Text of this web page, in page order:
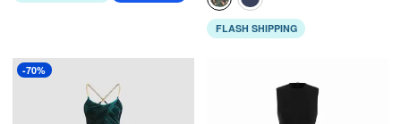
FLASH SHIPPING
-70%